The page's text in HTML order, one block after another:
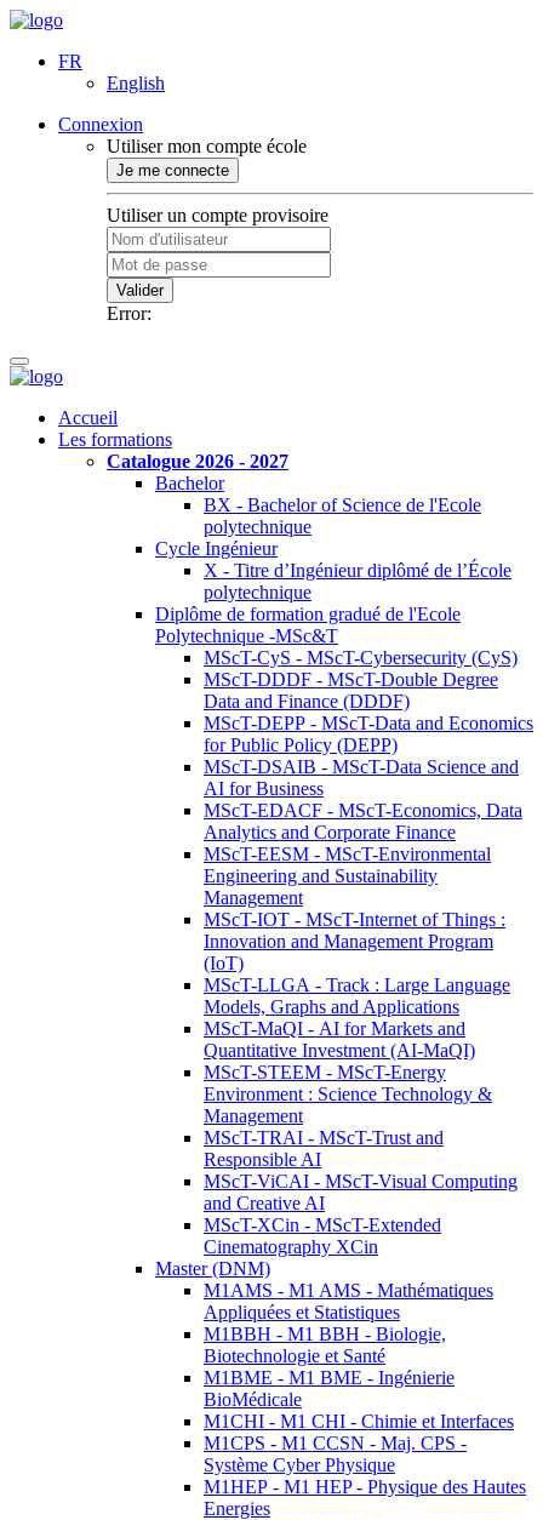
FR
English
Connexion
Utiliser mon compte école
Je me connecte
Utiliser un compte provisoire
Valider
Error:
Accueil
Les formations
Catalogue 2026 - 2027
Bachelor
BX - Bachelor of Science de l'Ecole
polytechnique
Cycle Ingénieur
X - Titre d’Ingénieur diplômé de l’École
polytechnique
Diplôme de formation gradué de l'Ecole
Polytechnique -MSc&T
MScT-CyS - MScT-Cybersecurity (CyS)
MScT-DDDF - MScT-Double Degree
Data and Finance (DDDF)
MScT-DEPP - MScT-Data and Economics
for Public Policy (DEPP)
MScT-DSAIB - MScT-Data Science and
AI for Business
MScT-EDACF - MScT-Economics, Data
Analytics and Corporate Finance
MScT-EESM - MScT-Environmental
Engineering and Sustainability
Management
MScT-IOT - MScT-Internet of Things :
Innovation and Management Program
(IoT)
MScT-LLGA - Track : Large Language
Models, Graphs and Applications
MScT-MaQI - AI for Markets and
Quantitative Investment (AI-MaQI)
MScT-STEEM - MScT-Energy
Environment : Science Technology &
Management
MScT-TRAI - MScT-Trust and
Responsible AI
MScT-ViCAI - MScT-Visual Computing
and Creative AI
MScT-XCin - MScT-Extended
Cinematography XCin
Master (DNM)
M1AMS - M1 AMS - Mathématiques
Appliquées et Statistiques
M1BBH - M1 BBH - Biologie,
Biotechnologie et Santé
M1BME - M1 BME - Ingénierie
BioMédicale
M1CHI - M1 CHI - Chimie et Interfaces
M1CPS - M1 CCSN - Maj. CPS -
Système Cyber Physique
M1HEP - M1 HEP - Physique des Hautes
Energies